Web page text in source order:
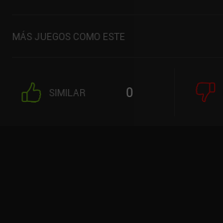
MÁS JUEGOS COMO ESTE
SIMILAR 0